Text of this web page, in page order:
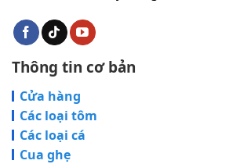
Thông tin cơ bản
Cửa hàng
Các loại tôm
Các loại cá
Cua ghẹ